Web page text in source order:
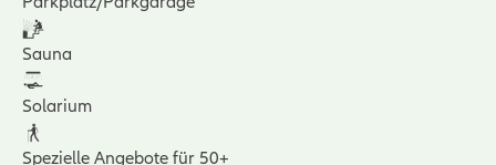
Sauna
Solarium
Spezielle Angebote für 50+